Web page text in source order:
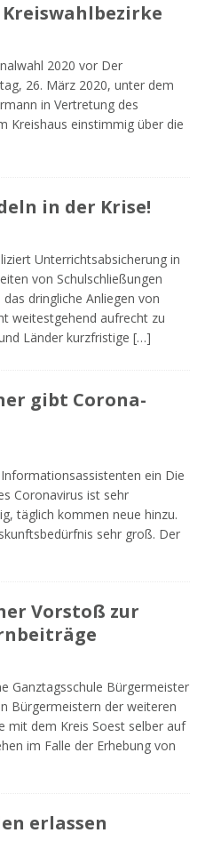
2020 vor Der
26. März 2020, unter dem
in Vertretung des
Kreishaus einstimmig über die
in der Krise!
Unterrichtsabsicherung in
von Schulschließungen
dringliche Anliegen von
weitestgehend aufrecht zu
Länder kurzfristige […]
gibt Corona-
ein Die
Coronavirus ist sehr
täglich kommen neue hinzu.
sehr groß. Der
Vorstoß zur
Ganztagsschule Bürgermeister
Bürgermeistern der weiteren
mit dem Kreis Soest selber auf
im Falle der Erhebung von
erlassen